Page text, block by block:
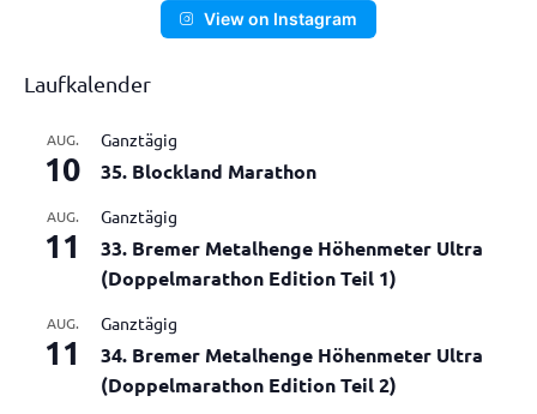
View on Instagram
Laufkalender
AUG.
10
Ganztägig
35. Blockland Marathon
AUG.
11
Ganztägig
33. Bremer Metalhenge Höhenmeter Ultra
(Doppelmarathon Edition Teil 1)
AUG.
11
Ganztägig
34. Bremer Metalhenge Höhenmeter Ultra
(Doppelmarathon Edition Teil 2)